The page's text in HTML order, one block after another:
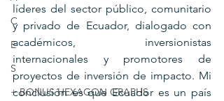
C
E
S
+ BONUS HEXAGON GRAPHS
líderes del sector público, comunitario
y privado de Ecuador, dialogado con
académicos, inversionistas
internacionales y promotores de
proyectos de inversión de impacto. Mi
conclusión es que Ecuador es un país